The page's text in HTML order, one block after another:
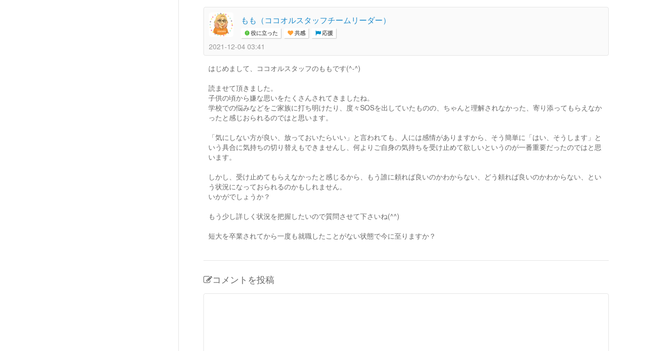
もも（ココオルスタッフチームリーダー）
役に立った 共感 応援
2021-12-04 03:41
はじめまして、ココオルスタッフのももです(^-^)
読ませて頂きました。
子供の頃から嫌な思いをたくさんされてきましたね。
学校での悩みなどをご家族に打ち明けたり、度々SOSを出していたものの、ちゃんと理解されなかった、寄り添ってもらえなか
ったと感じおられるのではと思います。
「気にしない方が良い、放っておいたらいい」と言われても、人には感情がありますから、そう簡単に「はい、そうします」と
いう具合に気持ちの切り替えもできませんし、何よりご自身の気持ちを受け止めて欲しいというのが一番重要だったのではと思
います。
しかし、受け止めてもらえなかったと感じるから、もう誰に頼れば良いのかわからない、どう頼れば良いのかわからない、とい
う状況になっておられるのかもしれません。
いかがでしょうか？
もう少し詳しく状況を把握したいので質問させて下さいね(^^)
短大を卒業されてから一度も就職したことがない状態で今に至りますか？
コメントを投稿